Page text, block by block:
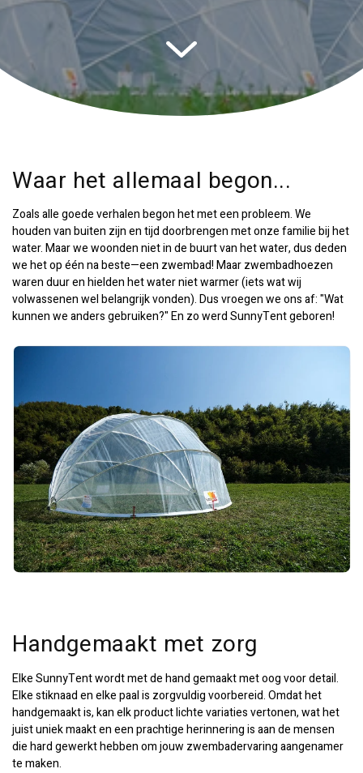
Waar het allemaal begon...
Zoals alle goede verhalen begon het met een probleem. We
houden van buiten zijn en tijd doorbrengen met onze familie bij het
water. Maar we woonden niet in de buurt van het water, dus deden
we het op één na beste—een zwembad! Maar zwembadhoezen
waren duur en hielden het water niet warmer (iets wat wij
volwassenen wel belangrijk vonden). Dus vroegen we ons af: "Wat
kunnen we anders gebruiken?" En zo werd SunnyTent geboren!
Handgemaakt met zorg
Elke SunnyTent wordt met de hand gemaakt met oog voor detail.
Elke stiknaad en elke paal is zorgvuldig voorbereid. Omdat het
handgemaakt is, kan elk product lichte variaties vertonen, wat het
juist uniek maakt en een prachtige herinnering is aan de mensen
die hard gewerkt hebben om jouw zwembadervaring aangenamer
te maken.